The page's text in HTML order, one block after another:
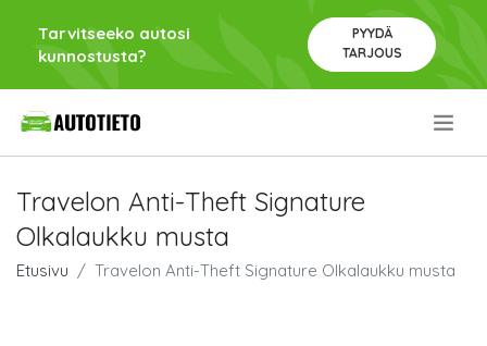
Tarvitseeko autosi
kunnostusta?
PYYDÄ
TARJOUS
Travelon Anti-Theft Signature
Olkalaukku musta
Etusivu Travelon Anti-Theft Signature Olkalaukku musta